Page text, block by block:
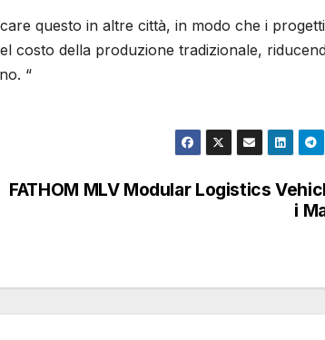
questo in altre città, in modo che i
costo della produzione tradizionale,
“
FATHOM MLV Modular Logistics
i